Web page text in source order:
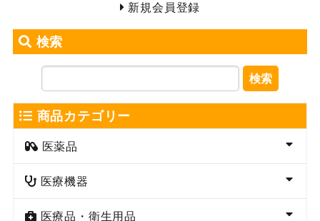
新規会員登録
検索
検索
商品カテゴリー
医薬品
医療機器
医療品・衛生用品